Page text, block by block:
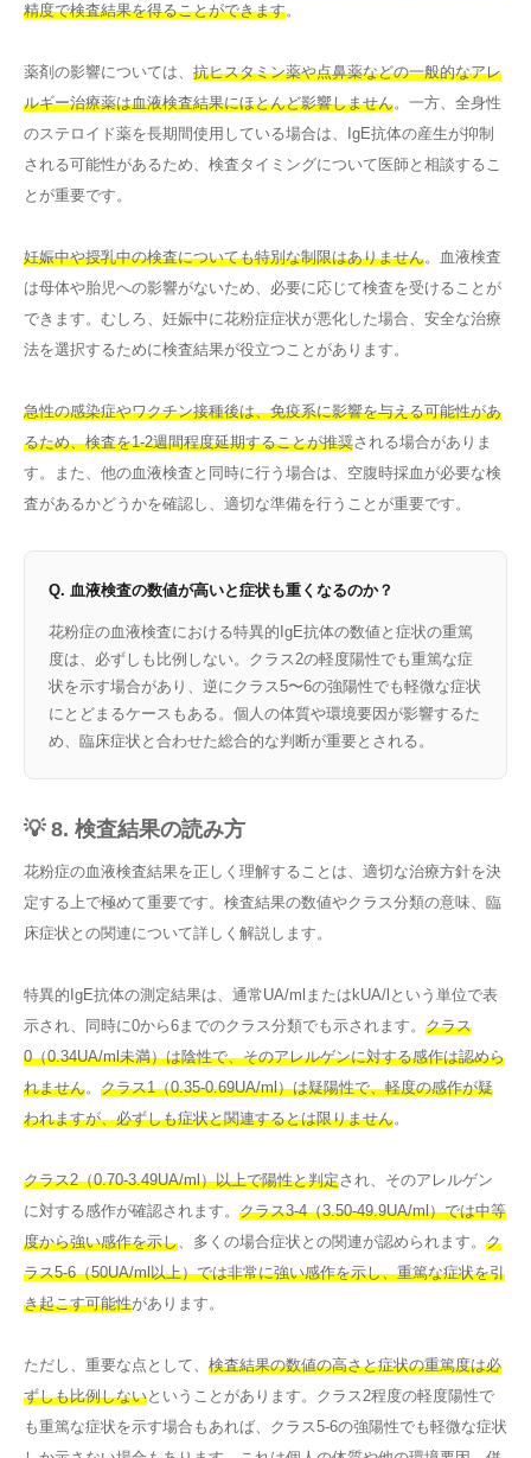
精度で検査結果を得ることができます。
薬剤の影響については、 抗ヒスタミン薬や点鼻薬などの一般的なアレ
ルギー治療薬は血液検査結果にほとんど影響しません。一方、全身性
のステロイド薬を長期間使用している場合は、IgE抗体の産生が抑制
される可能性があるため、検査タイミングについて医師と相談するこ
とが重要です。
妊娠中や授乳中の検査についても特別な制限はありません。血液検査
は母体や胎児への影響がないため、必要に応じて検査を受けることが
できます。むしろ、妊娠中に花粉症症状が悪化した場合、安全な治療
法を選択するために検査結果が役立つことがあります。
急性の感染症やワクチン接種後は、免疫系に影響を与える可能性があ
るため、検査を1-2週間程度延期することが推奨される場合がありま
す。また、他の血液検査と同時に行う場合は、空腹時採血が必要な検
査があるかどうかを確認し、適切な準備を行うことが重要です。
Q. 血液検査の数値が高いと症状も重くなるのか？
花粉症の血液検査における特異的IgE抗体の数値と症状の重篤
度は、必ずしも比例しない。クラス2の軽度陽性でも重篤な症
状を示す場合があり、逆にクラス5〜6の強陽性でも軽微な症状
にとどまるケースもある。個人の体質や環境要因が影響するた
め、臨床症状と合わせた総合的な判断が重要とされる。
💡 8. 検査結果の読み方
花粉症の血液検査結果を正しく理解することは、適切な治療方針を決
定する上で極めて重要です。検査結果の数値やクラス分類の意味、臨
床症状との関連について詳しく解説します。
特異的IgE抗体の測定結果は、通常UA/mlまたはkUA/lという単位で表
示され、同時に0から6までのクラス分類でも示されます。 クラス
0（0.34UA/ml未満）は陰性で、そのアレルゲンに対する感作は認めら
れません。 クラス1（0.35-0.69UA/ml）は疑陽性で、軽度の感作が疑
われますが、必ずしも症状と関連するとは限りません。
クラス2（0.70-3.49UA/ml）以上で陽性と判定され、そのアレルゲン
に対する感作が確認されます。 クラス3-4（3.50-49.9UA/ml）では中等
度から強い感作を示し、多くの場合症状との関連が認められます。 ク
ラス5-6（50UA/ml以上）では非常に強い感作を示し、重篤な症状を引
き起こす可能性があります。
ただし、重要な点として、 検査結果の数値の高さと症状の重篤度は必
ずしも比例しないということがあります。クラス2程度の軽度陽性で
も重篤な症状を示す場合もあれば、クラス5-6の強陽性でも軽微な症状